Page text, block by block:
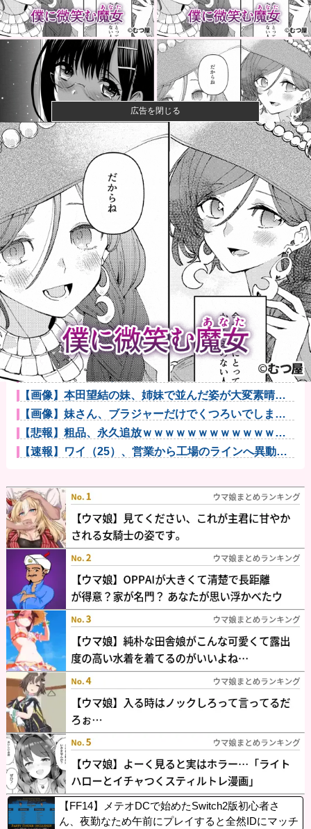
一般作だけどエロいシーンがあって、妙にムラムラし
てしまった作...
【悲報】 幻影旅団の団長さん、激太りすると全てが台
無しになる
【速報】ひろゆき、離婚wwwwww
【画像】キングダムの河了貂、「あったけぇ壁」に引
き続き更に味...
高市内閣の方針に反対した自民党議員9人のリストが話
題に、「岩...
【まとめ】ノンシュガー炭酸水、「カッコつけてるだ
け」と一刀両...
【朗報】日本の年金制度、GPIFの運用が思ったより好
調なおか...
マジでこれだけは日本製じゃないとダメな物 、ガチで
何がある？...
【ウマ娘】俺はこういう元気いっぱいな子が好きなだ
けなんだ…他
客「納車式？いいよ」他
【画像】本田望結の妹、姉妹で並んだ姿が大変素晴ら
しいと話題に...
【画像】妹さん、ブラジャーだけでくつろいでしまう
ｗｗｗwｗｗ...
【悲報】粗品、永久追放ｗｗｗｗｗｗｗｗｗｗｗｗｗ
ｗｗ（証拠あ...
【速報】ワイ（25）、営業から工場のラインへ異動し
【FF14】メテオDCで始めたSwitch2版初心者さ
ん、夜勤なため午前にプレイすると全然IDにマッチ
広告を閉じる